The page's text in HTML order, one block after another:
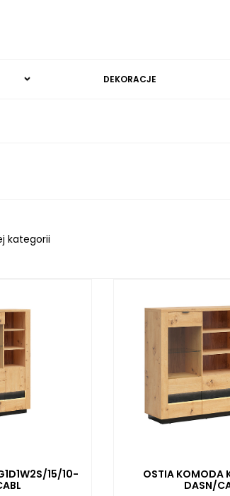
DEKORACJE
kategorii
15/10-
OSTIA KOMODA
DASN/